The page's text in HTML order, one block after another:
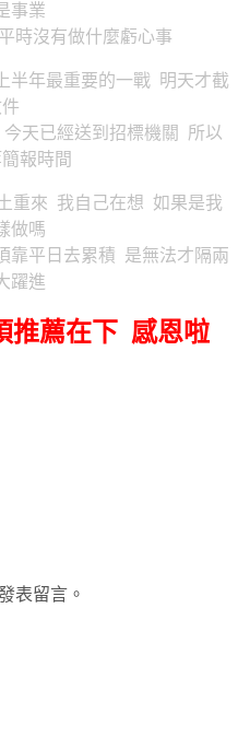
事業
時沒有做什麼虧心事
半年最重要的一戰 明天才截
天已經送到招標機關 所以
報時間
重來 我自己在想 如果是我
做嗎
平日去累積 是無法才隔兩
躍進
推薦在下 感恩啦
表留言。